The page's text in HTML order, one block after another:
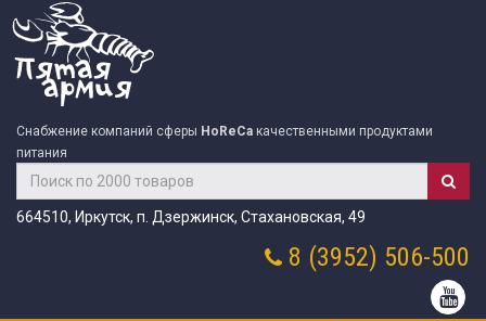
Снабжение компаний сферы HoReCa качественными продуктами
питания
664510, Иркутск, п. Дзержинск, Стахановская, 49
8 (3952) 506-500